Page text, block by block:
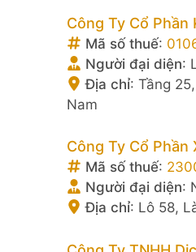
Công Ty Cổ Phần
Mã số thuế:
Người đại diện:
Địa chỉ: Tầng
Nam
Công Ty Cổ Phần
Mã số thuế:
Người đại diện:
Địa chỉ: Lô 58,